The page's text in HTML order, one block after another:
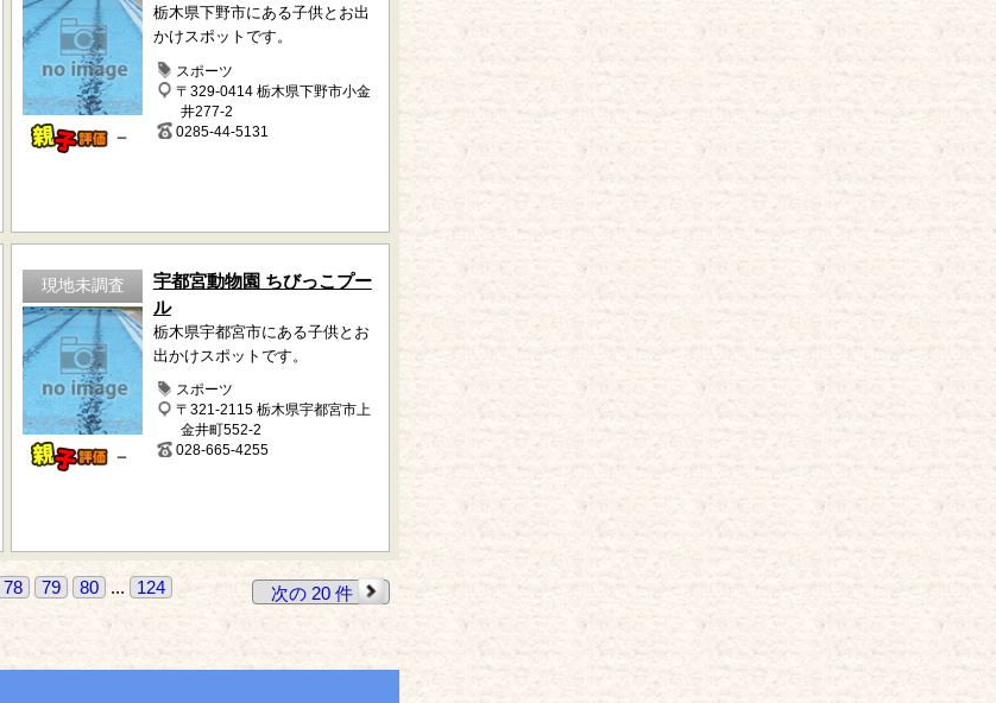
－
栃木県下野市にある子供とお出
かけスポットです。
スポーツ
〒329-0414 栃木県下野市小金
井277-2
0285-44-5131
現地未調査
－
宇都宮動物園 ちびっこプー
ル
栃木県宇都宮市にある子供とお
出かけスポットです。
スポーツ
〒321-2115 栃木県宇都宮市上
金井町552-2
028-665-4255
78 79 80 ... 124 次の 20 件